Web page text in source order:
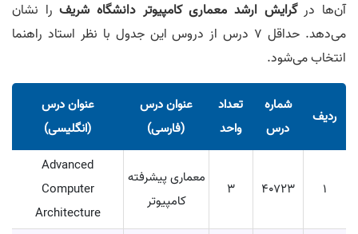
آن‌ها درگرایش ارشدمعماری کامپیوتر دانشگاه شریفرا نشان
می‌دهد. حداقل ۷ درس از دروس این جدول با نظر استاد راهنما
انتخاب می‌شود.
ردیف
شماره
درس
تعداد
واحد
عنوان درس
(فارسی)
عنوان درس
(انگلیسی)
۱ ۴۰۷۲۳ ۳
معماری پیشرفته
کامپیوتر
Advanced
Computer
Architecture